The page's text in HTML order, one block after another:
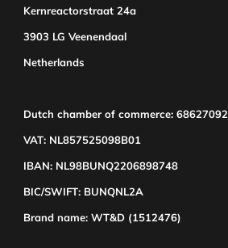
Kernreactorstraat 24a
3903 LG Veenendaal
Netherlands
Dutch chamber of commerce: 68627092
VAT: NL857525098B01
IBAN: NL98BUNQ2206898748
BIC/SWIFT: BUNQNL2A
Brand name: WT&D (1512476)